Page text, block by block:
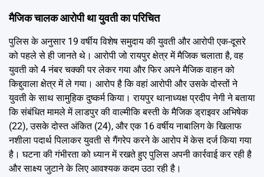
मैजिक चालक आरोपी था युवती का परिचित
पुलिस के अनुसार 19 वर्षीय विशेष समुदाय की युवती और आरोपी एक-दूसरे
को पहले से ही जानते थे। आरोपी जो रायपुर क्षेत्र में मैजिक चलाता है, वह
युवती को 4 नंबर चक्की पर लेकर गया और फिर अपने मैजिक वाहन को
किद्दुवाला क्षेत्र में ले गया। आरोप है कि वहां आरोपी और उसके दोस्तों ने
युवती के साथ सामुहिक दुष्कर्म किया। रायपुर थानाध्यक्ष प्रदीप नेगी ने बताया
कि संबंधित मामले में लाडपुर की वाल्मीकि बस्ती के मैजिक ड्राइवर अभिषेक
(22), उसके दोस्त अंकित (24), और एक 16 वर्षीय नाबालिग के खिलाफ
नशीला पदार्थ पिलाकर युवती से गैंगरेप करने के आरोप में केस दर्ज किया गया
है। घटना की गंभीरता को ध्यान में रखते हुए पुलिस अपनी कार्रवाई कर रही है
और साक्ष्य जुटाने के लिए आवश्यक कदम उठा रही है।